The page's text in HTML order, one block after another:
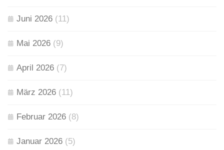
Juni 2026 (11)
Mai 2026 (9)
April 2026 (7)
März 2026 (11)
Februar 2026 (8)
Januar 2026 (5)